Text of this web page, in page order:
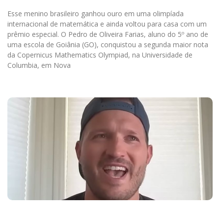
Esse menino brasileiro ganhou ouro em uma olimpíada
internacional de matemática e ainda voltou para casa com um
prêmio especial. O Pedro de Oliveira Farias, aluno do 5º ano de
uma escola de Goiânia (GO), conquistou a segunda maior nota
da Copernicus Mathematics Olympiad, na Universidade de
Columbia, em Nova